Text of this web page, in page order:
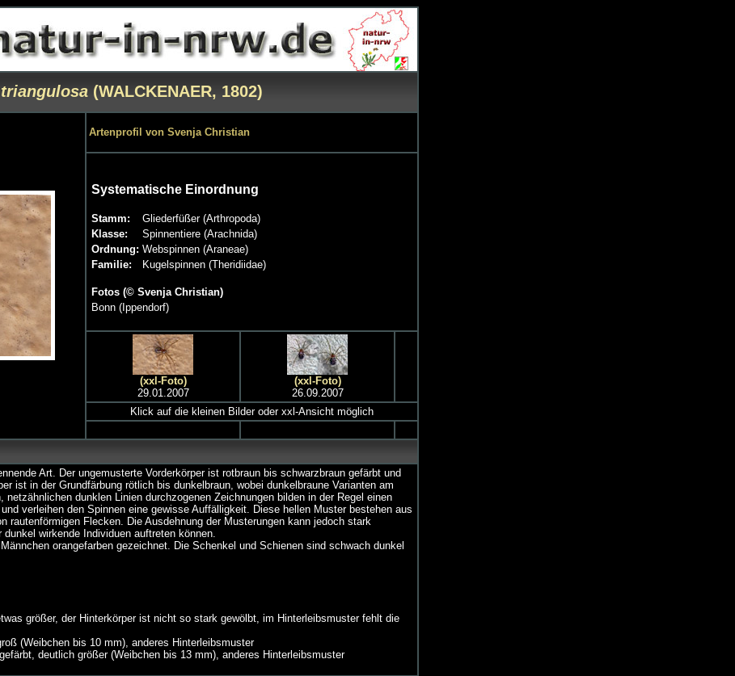
(WALCKENAER, 1802)
Artenprofil von Svenja Christian
Systematische Einordnung
Stamm:
Gliederfüßer (Arthropoda)
Klasse:
Spinnentiere (Arachnida)
Ordnung: Webspinnen (Araneae)
Familie:
Kugelspinnen (Theridiidae)
Fotos (© Svenja Christian)
Bonn (Ippendorf)
(xxl-Foto)
29.01.2007
(xxl-Foto)
26.09.2007
Klick auf die kleinen Bilder oder xxl-Ansicht möglich
Art. Der ungemusterte Vorderkörper ist rotbraun bis schwarzbraun gefärbt und
ist in der Grundfärbung rötlich bis dunkelbraun, wobei dunkelbraune Varianten am
dunklen Linien durchzogenen Zeichnungen bilden in der Regel einen
verleihen den Spinnen eine gewisse Auffälligkeit. Diese hellen Muster bestehen aus
rautenförmigen Flecken. Die Ausdehnung der Musterungen kann jedoch stark
wirkende Individuen auftreten können.
orangefarben gezeichnet. Die Schenkel und Schienen sind schwach dunkel
größer, der Hinterkörper ist nicht so stark gewölbt, im Hinterleibsmuster fehlt die
(Weibchen bis 10 mm), anderes Hinterleibsmuster
deutlich größer (Weibchen bis 13 mm), anderes Hinterleibsmuster